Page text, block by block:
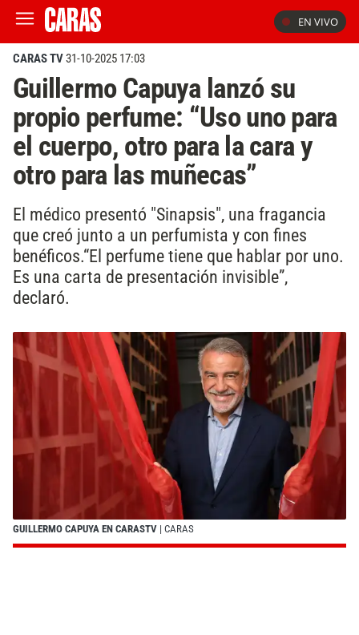
EN VIVO
CARAS TV31-10-2025 17:03
Guillermo Capuya lanzó su
propio perfume: “Uso uno para
el cuerpo, otro para la cara y
otro para las muñecas”
El médico presentó "Sinapsis", una fragancia
que creó junto a un perfumista y con fines
benéficos.“El perfume tiene que hablar por uno.
Es una carta de presentación invisible”,
declaró.
GUILLERMO CAPUYA EN CARASTV | CARAS